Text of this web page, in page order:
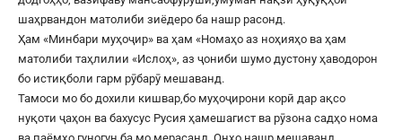
шаҳрвандон матолиби зиёдеро ба нашр расонд.
Ҳам «Минбари муҳоҷир» ва ҳам «Номаҳо аз ноҳияҳо ва ҳам
матолиби таҳлилии «Ислоҳ», аз ҷониби шумо дустону ҳаводорон
бо истиқболи гарм рӯбарӯ мешаванд.
Тамоси мо бо дохили кишвар,бо муҳоҷирони корӣ дар ақсо
нуқоти ҷаҳон ва бахусус Русия ҳамешагист ва рӯзона садҳо нома